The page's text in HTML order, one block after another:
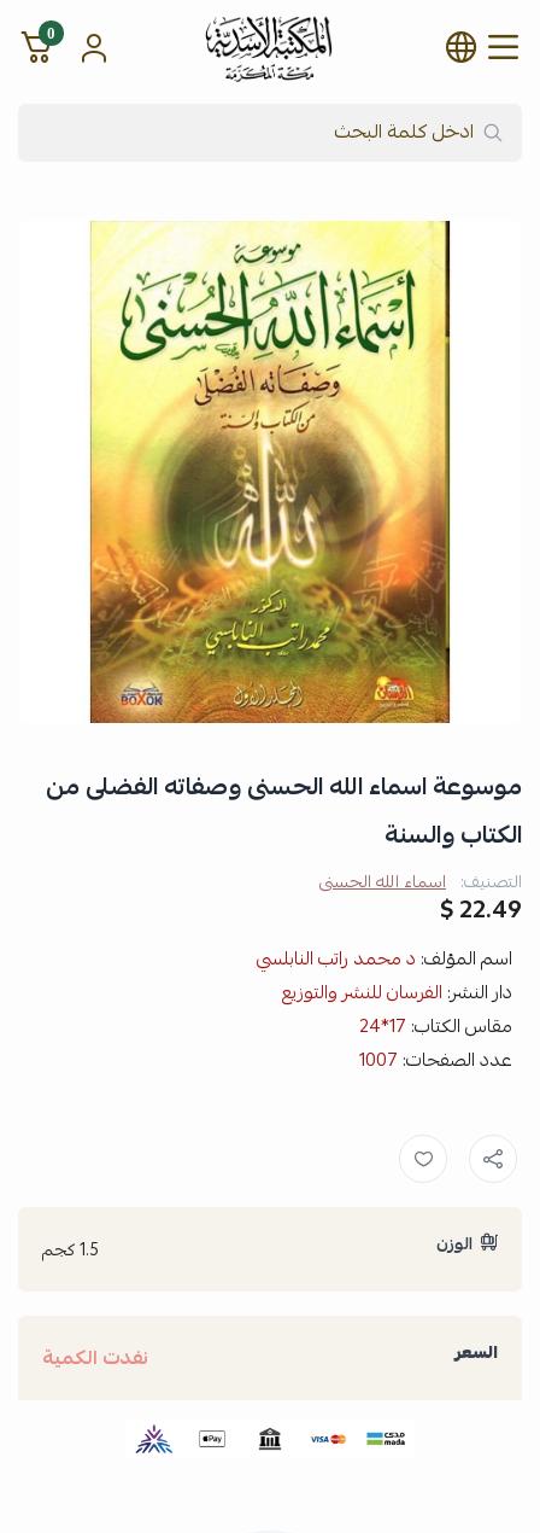
شركة المكتبة الأسدية للنشر
0
موسوعة اسماء الله الحسنى وصفاته الفضلى من
الكتاب والسنة
التصنيف: اسماء الله الحسنى
22.49 $
اسم المؤلف: د محمد راتب النابلسي
دار النشر: الفرسان للنشر والتوزيع
مقاس الكتاب: 17*24
عدد الصفحات: 1007
الوزن 1.5 كجم
السعر نفدت الكمية